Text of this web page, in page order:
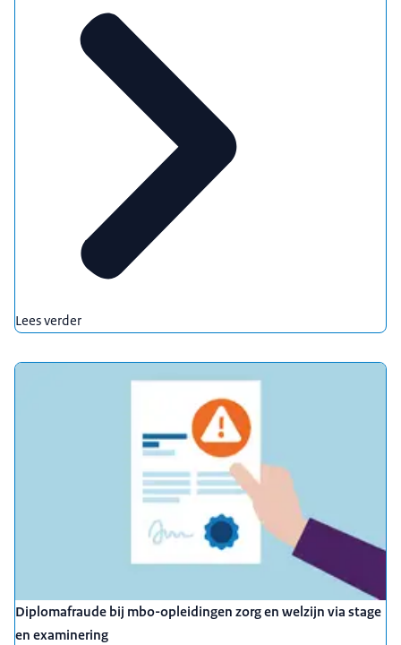
Lees verder
Diplomafraude bij mbo-opleidingen zorg en welzijn via stage
en examinering